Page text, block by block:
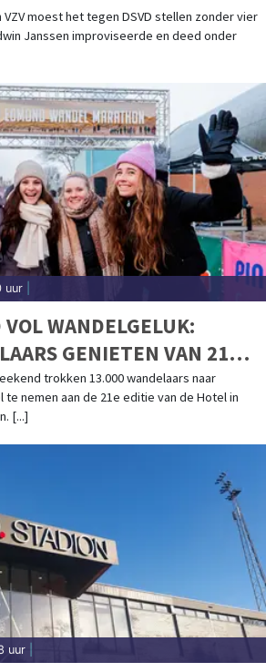
VZV moest het tegen DSVD stellen zonder vier
Janssen improviseerde en deed onder
uur
WANDELGELUK:
GENIETEN VAN 21E
EGMOND WANDEL
trokken 13.000 wandelaars naar
te nemen aan de 21e editie van de Hotel in
[...]
uur